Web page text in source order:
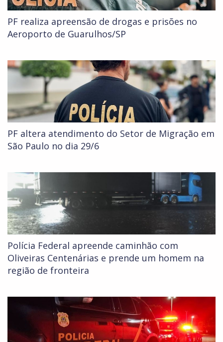
PF realiza apreensão de drogas e prisões no
Aeroporto de Guarulhos/SP
PF altera atendimento do Setor de Migração em
São Paulo no dia 29/6
Polícia Federal apreende caminhão com
Oliveiras Centenárias e prende um homem na
região de fronteira